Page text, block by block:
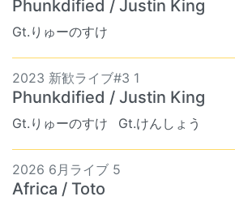
Phunkdified / Justin King
Gt.りゅーのすけ
2023 新歓ライブ#3 1
Phunkdified / Justin King
Gt.りゅーのすけ Gt.けんしょう
2026 6月ライブ 5
Africa / Toto